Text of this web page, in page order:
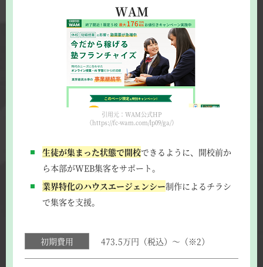
WAM
引用元：WAM公式HP
（https://fc-wam.com/lp09/ga/）
生徒が集まった状態で開校できるように、開校前か
ら本部がWEB集客をサポート。
業界特化のハウスエージェンシー制作によるチラシ
で集客を支援。
初期費用 473.5万円（税込）～（※2）